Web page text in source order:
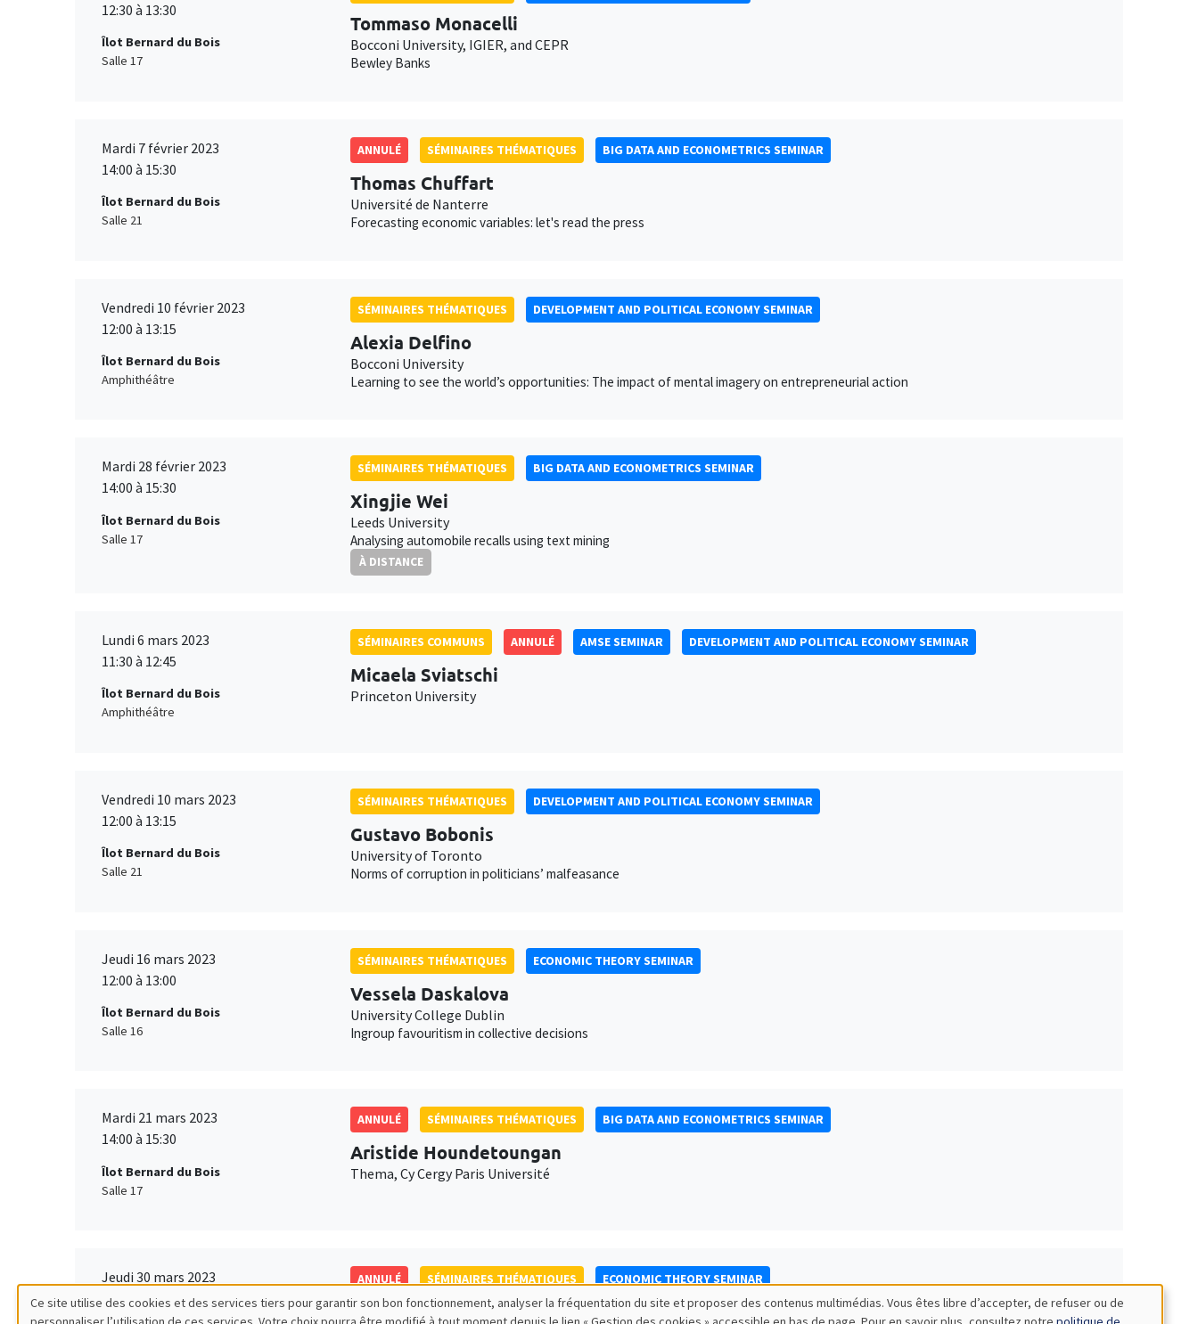
12:30 à 13:30
Îlot Bernard du Bois
Salle 17
Tommaso Monacelli
Bocconi University, IGIER, and CEPR
Bewley Banks
Mardi 7 février 2023
14:00 à 15:30
Îlot Bernard du Bois
Salle 21
ANNULÉ SÉMINAIRES THÉMATIQUES BIG DATA AND ECONOMETRICS SEMINAR
Thomas Chuffart
Université de Nanterre
Forecasting economic variables: let's read the press
Vendredi 10 février 2023
12:00 à 13:15
Îlot Bernard du Bois
Amphithéâtre
SÉMINAIRES THÉMATIQUES DEVELOPMENT AND POLITICAL ECONOMY SEMINAR
Alexia Delfino
Bocconi University
Learning to see the world’s opportunities: The impact of mental imagery on entrepreneurial action
Mardi 28 février 2023
14:00 à 15:30
Îlot Bernard du Bois
Salle 17
SÉMINAIRES THÉMATIQUES BIG DATA AND ECONOMETRICS SEMINAR
Xingjie Wei
Leeds University
Analysing automobile recalls using text mining
À DISTANCE
Lundi 6 mars 2023
11:30 à 12:45
Îlot Bernard du Bois
Amphithéâtre
SÉMINAIRES COMMUNS ANNULÉ AMSE SEMINAR DEVELOPMENT AND POLITICAL ECONOMY SEMINAR
Micaela Sviatschi
Princeton University
Vendredi 10 mars 2023
12:00 à 13:15
Îlot Bernard du Bois
Salle 21
SÉMINAIRES THÉMATIQUES DEVELOPMENT AND POLITICAL ECONOMY SEMINAR
Gustavo Bobonis
University of Toronto
Norms of corruption in politicians’ malfeasance
Jeudi 16 mars 2023
12:00 à 13:00
Îlot Bernard du Bois
Salle 16
SÉMINAIRES THÉMATIQUES ECONOMIC THEORY SEMINAR
Vessela Daskalova
University College Dublin
Ingroup favouritism in collective decisions
Mardi 21 mars 2023
14:00 à 15:30
Îlot Bernard du Bois
Salle 17
ANNULÉ SÉMINAIRES THÉMATIQUES BIG DATA AND ECONOMETRICS SEMINAR
Aristide Houndetoungan
Thema, Cy Cergy Paris Université
Jeudi 30 mars 2023
12:00 à 13:00
ANNULÉ SÉMINAIRES THÉMATIQUES ECONOMIC THEORY SEMINAR
Julien Daubanes
Ce site utilise des cookies et des services tiers pour garantir son bon fonctionnement, analyser la fréquentation du site et proposer des contenus multimédias. Vous êtes libre d’accepter, de refuser ou de